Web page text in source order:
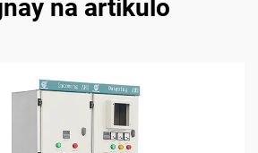
na artikulo